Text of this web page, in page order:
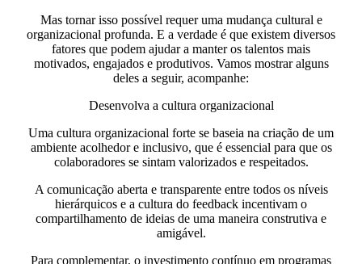
Mas tornar isso possível requer uma mudança cultural e
organizacional profunda. E a verdade é que existem diversos
fatores que podem ajudar a manter os talentos mais
motivados, engajados e produtivos. Vamos mostrar alguns
deles a seguir, acompanhe:
Desenvolva a cultura organizacional
Uma cultura organizacional forte se baseia na criação de um
ambiente acolhedor e inclusivo, que é essencial para que os
colaboradores se sintam valorizados e respeitados.
A comunicação aberta e transparente entre todos os níveis
hierárquicos e a cultura do feedback incentivam o
compartilhamento de ideias de uma maneira construtiva e
amigável.
Para complementar, o investimento contínuo em programas